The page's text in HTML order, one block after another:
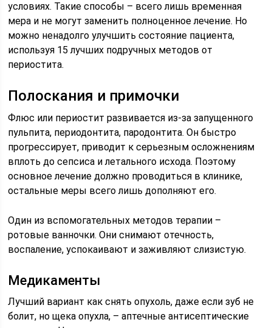
условиях. Такие способы – всего лишь временная
мера и не могут заменить полноценное лечение. Но
можно ненадолго улучшить состояние пациента,
используя 15 лучших подручных методов от
периостита.
Полоскания и примочки
Флюс или периостит развивается из-за запущенного
пульпита, периодонтита, пародонтита. Он быстро
прогрессирует, приводит к серьезным осложнениям
вплоть до сепсиса и летального исхода. Поэтому
основное лечение должно проводиться в клинике,
остальные меры всего лишь дополняют его.
Один из вспомогательных методов терапии –
ротовые ванночки. Они снимают отечность,
воспаление, успокаивают и заживляют слизистую.
Медикаменты
Лучший вариант как снять опухоль, даже если зуб не
болит, но щека опухла, – аптечные антисептические